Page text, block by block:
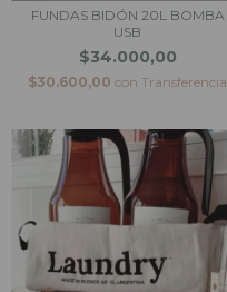
FUNDAS BIDÓN 20L BOMBA
USB
$34.000,00
$30.600,00 con Transferencia